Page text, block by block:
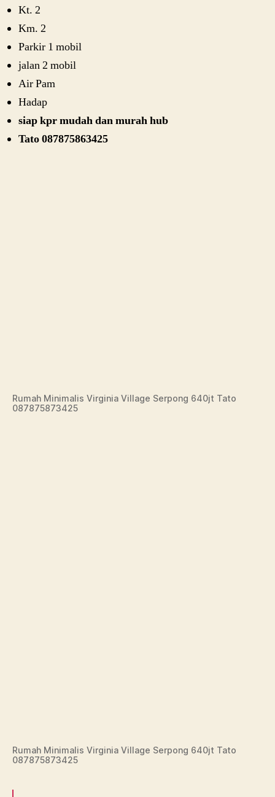
Kt. 2
Km. 2
Parkir 1 mobil
jalan 2 mobil
Air Pam
Hadap
siap kpr mudah dan murah hub
Tato 087875863425
Rumah Minimalis Virginia Village Serpong 640jt Tato
087875873425
Rumah Minimalis Virginia Village Serpong 640jt Tato
087875873425